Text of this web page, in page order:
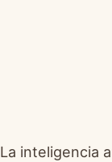
La inteligencia